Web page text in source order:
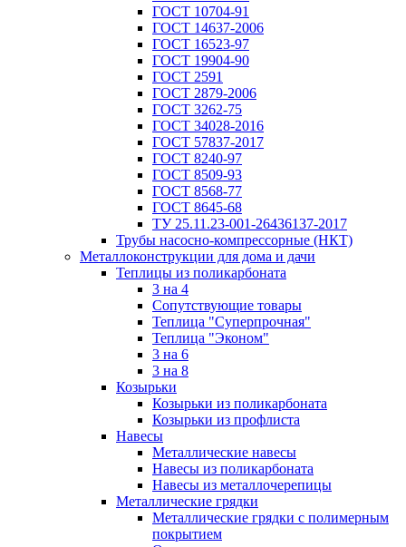
ГОСТ 10704-91
ГОСТ 14637-2006
ГОСТ 16523-97
ГОСТ 19904-90
ГОСТ 2591
ГОСТ 2879-2006
ГОСТ 3262-75
ГОСТ 34028-2016
ГОСТ 57837-2017
ГОСТ 8240-97
ГОСТ 8509-93
ГОСТ 8568-77
ГОСТ 8645-68
ТУ 25.11.23-001-26436137-2017
Трубы насосно-компрессорные (НКТ)
Металлоконструкции для дома и дачи
Теплицы из поликарбоната
3 на 4
Сопутствующие товары
Теплица "Суперпрочная"
Теплица "Эконом"
3 на 6
3 на 8
Козырьки
Козырьки из поликарбоната
Козырьки из профлиста
Навесы
Металлические навесы
Навесы из поликарбоната
Навесы из металлочерепицы
Металлические грядки
Металлические грядки с полимерным
покрытием